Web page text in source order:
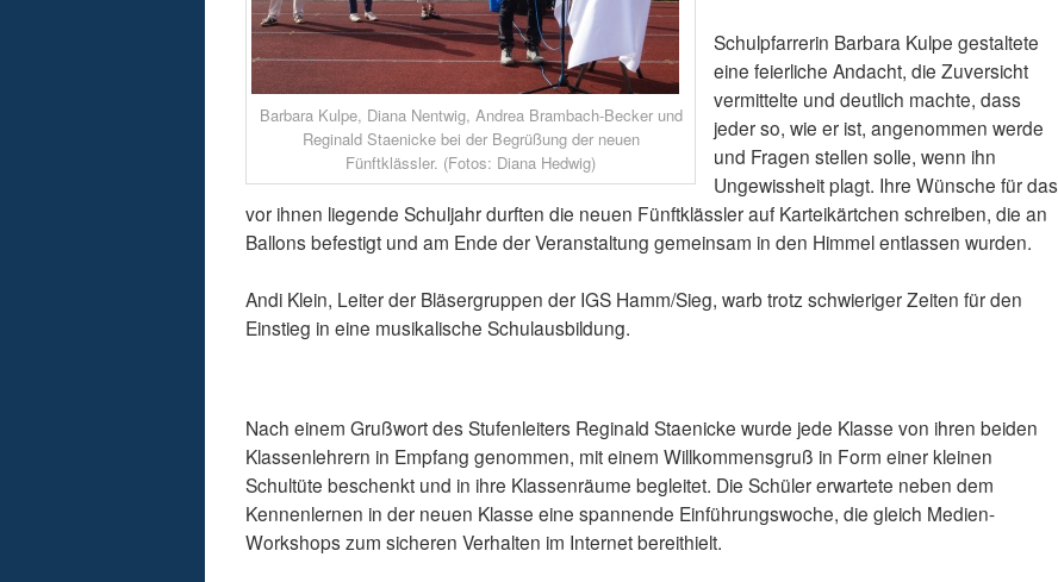
Barbara Kulpe, Diana Nentwig, Andrea Brambach-Becker und
Reginald Staenicke bei der Begrüßung der neuen
Fünftklässler. (Fotos: Diana Hedwig)
Schulpfarrerin Barbara Kulpe gestaltete
eine feierliche Andacht, die Zuversicht
vermittelte und deutlich machte, dass
jeder so, wie er ist, angenommen werde
und Fragen stellen solle, wenn ihn
Ungewissheit plagt. Ihre Wünsche für das
vor ihnen liegende Schuljahr durften die neuen Fünftklässler auf Karteikärtchen schreiben, die an
Ballons befestigt und am Ende der Veranstaltung gemeinsam in den Himmel entlassen wurden.
Andi Klein, Leiter der Bläsergruppen der IGS Hamm/Sieg, warb trotz schwieriger Zeiten für den
Einstieg in eine musikalische Schulausbildung.
Nach einem Grußwort des Stufenleiters Reginald Staenicke wurde jede Klasse von ihren beiden
Klassenlehrern in Empfang genommen, mit einem Willkommensgruß in Form einer kleinen
Schultüte beschenkt und in ihre Klassenräume begleitet. Die Schüler erwartete neben dem
Kennenlernen in der neuen Klasse eine spannende Einführungswoche, die gleich Medien-
Workshops zum sicheren Verhalten im Internet bereithielt.